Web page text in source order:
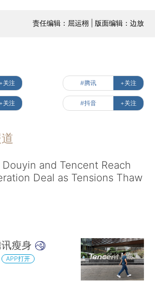
责任编辑：屈运栩 | 版面编辑：边放
+关注 #腾讯 +关注
+关注 #抖音 +关注
Douyin and Tencent Reach
Deal as Tensions Thaw
瘦身
APP打开